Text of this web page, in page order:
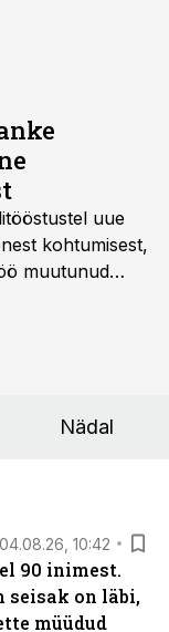
uue
kohtumisest,
muutunud
Nädal
04.08.26, 10:42
90 inimest.
seisak on läbi,
müüdud